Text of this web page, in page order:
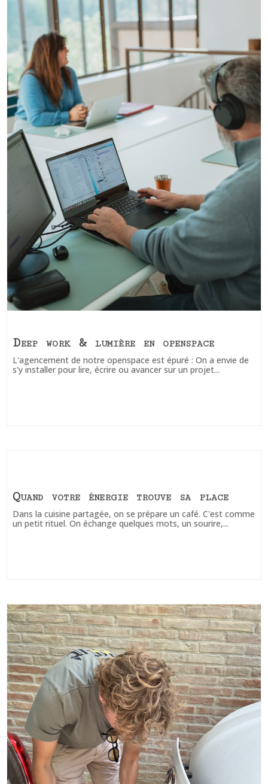
Deep work & lumière en openspace
L'agencement de notre openspace est épuré : On a envie de
s'y installer pour lire, écrire ou avancer sur un projet...
Quand votre énergie trouve sa place
Dans la cuisine partagée, on se prépare un café. C'est comme
un petit rituel. On échange quelques mots, un sourire,...